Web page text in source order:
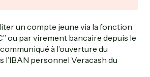
un compte jeune via la fonction
ou par virement bancaire depuis le
à l’ouverture du
l’IBAN personnel Veracash du